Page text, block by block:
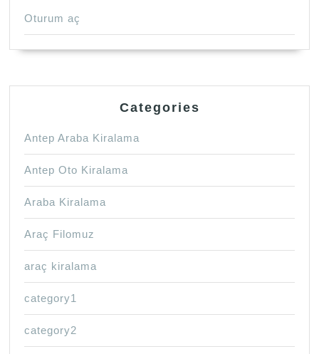
Oturum aç
Categories
Antep Araba Kiralama
Antep Oto Kiralama
Araba Kiralama
Araç Filomuz
araç kiralama
category1
category2